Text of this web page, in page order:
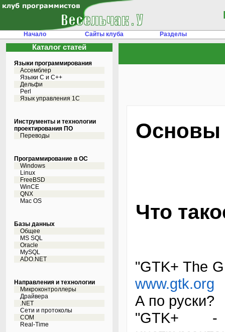
Начало Сайты клуба Разделы
Каталог статей
Языки программирования
Ассемблер
Языки С и C++
Дельфи
Perl
Язык управления 1С
Инструменты и технологии
проектирования ПО
Переводы
Программирование в ОС
Windows
Linux
FreeBSD
WinCE
QNX
Mac OS
Базы данных
Общее
MS SQL
Oracle
MySQL
ADO.NET
Направления и технологии
Микроконтроллеры
Драйвера
.NET
Сети и протоколы
COM
Real-Time
Основы
Что
"GTK+ The
www.gtk.org
А по руски?
"GTK+ -